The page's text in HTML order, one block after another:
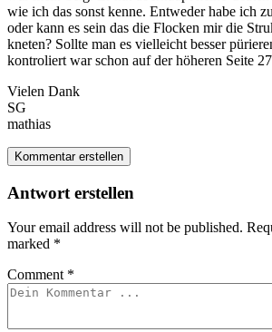
wie ich das sonst kenne. Entweder habe ich
oder kann es sein das die Flocken mir die
kneten? Sollte man es vielleicht besser
kontroliert war schon auf der höheren Seite
Vielen Dank
SG
mathias
Kommentar erstellen
Antwort erstellen
Your email address will not be published.
marked *
Comment *